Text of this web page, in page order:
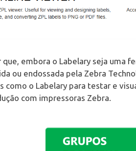
embora o Labelary seja uma
ou endossada pela Zebra
como o Labelary para testar e
com impressoras Zebra.